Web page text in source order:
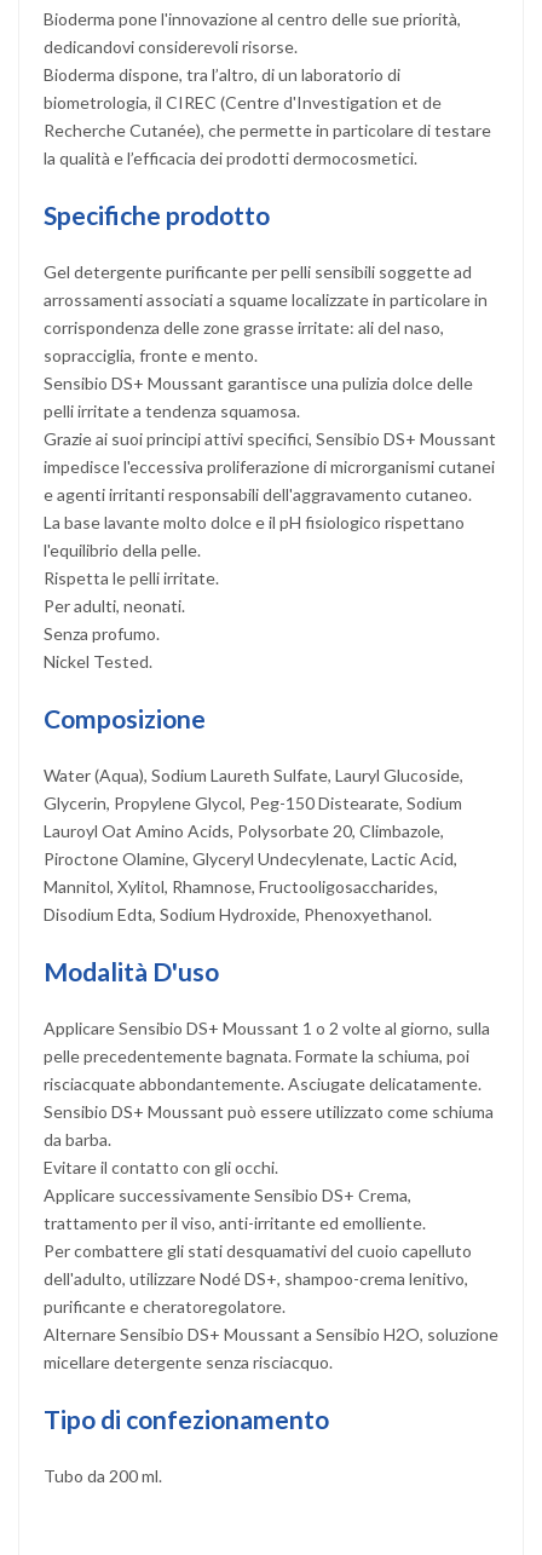
Bioderma pone l'innovazione al centro delle sue priorità,
dedicandovi considerevoli risorse.
Bioderma dispone, tra l’altro, di un laboratorio di
biometrologia, il CIREC (Centre d'Investigation et de
Recherche Cutanée), che permette in particolare di testare
la qualità e l’efficacia dei prodotti dermocosmetici.
Specifiche prodotto
Gel detergente purificante per pelli sensibili soggette ad
arrossamenti associati a squame localizzate in particolare in
corrispondenza delle zone grasse irritate: ali del naso,
sopracciglia, fronte e mento.
Sensibio DS+ Moussant garantisce una pulizia dolce delle
pelli irritate a tendenza squamosa.
Grazie ai suoi principi attivi specifici, Sensibio DS+ Moussant
impedisce l'eccessiva proliferazione di microrganismi cutanei
e agenti irritanti responsabili dell'aggravamento cutaneo.
La base lavante molto dolce e il pH fisiologico rispettano
l'equilibrio della pelle.
Rispetta le pelli irritate.
Per adulti, neonati.
Senza profumo.
Nickel Tested.
Composizione
Water (Aqua), Sodium Laureth Sulfate, Lauryl Glucoside,
Glycerin, Propylene Glycol, Peg-150 Distearate, Sodium
Lauroyl Oat Amino Acids, Polysorbate 20, Climbazole,
Piroctone Olamine, Glyceryl Undecylenate, Lactic Acid,
Mannitol, Xylitol, Rhamnose, Fructooligosaccharides,
Disodium Edta, Sodium Hydroxide, Phenoxyethanol.
Modalità D'uso
Applicare Sensibio DS+ Moussant 1 o 2 volte al giorno, sulla
pelle precedentemente bagnata. Formate la schiuma, poi
risciacquate abbondantemente. Asciugate delicatamente.
Sensibio DS+ Moussant può essere utilizzato come schiuma
da barba.
Evitare il contatto con gli occhi.
Applicare successivamente Sensibio DS+ Crema,
trattamento per il viso, anti-irritante ed emolliente.
Per combattere gli stati desquamativi del cuoio capelluto
dell'adulto, utilizzare Nodé DS+, shampoo-crema lenitivo,
purificante e cheratoregolatore.
Alternare Sensibio DS+ Moussant a Sensibio H2O, soluzione
micellare detergente senza risciacquo.
Tipo di confezionamento
Tubo da 200 ml.